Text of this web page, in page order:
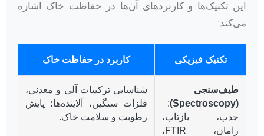
این تکنیک‌ها و کاربردهای آن‌ها در حفاظت خاک اشاره
می‌کند:
تکنیک فیزیکی کاربرد در حفاظت خاک
طیف‌سنجی
(Spectroscopy)
:
جذب، بازتاب،
رامان، FTIR،
شناسایی ترکیبات آلی و معدنی،
فلزات سنگین، آلاینده‌ها؛ پایش
رطوبت و سلامت خاک.